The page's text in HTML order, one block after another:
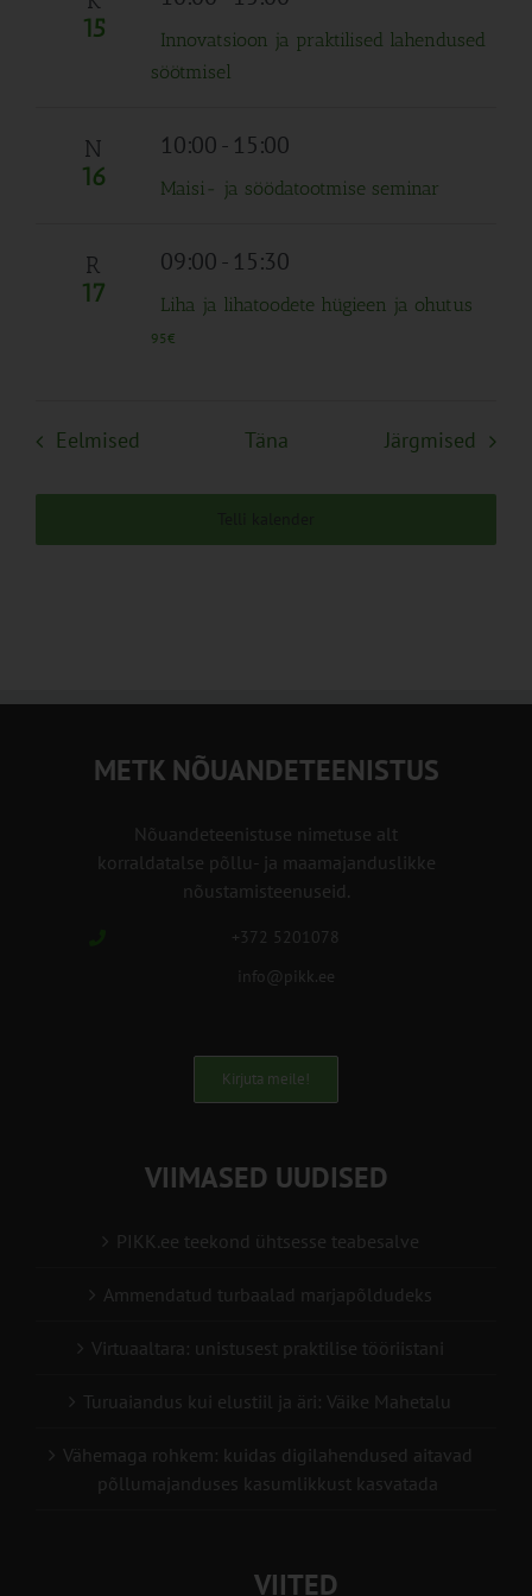
15
Innovatsioon ja praktilised lahendused
söötmisel
N
16
10:00- 15:00
Maisi- ja söödatootmise seminar
R
17
09:00- 15:30
Liha ja lihatoodete hügieen ja ohutus
95€
Eelmised SündmusedTäna Järgmised
METK NÕUANDETEENISTUS
Nõuandeteenistuse nimetuse alt
korraldatalse põllu- ja maamajanduslikke
nõustamisteenuseid.
+372 5201078
info@pikk.ee
Kirjuta meile!
VIIMASED UUDISED
PIKK.ee teekond ühtsesse teabesalve
Ammendatud turbaalad marjapõldudeks
Virtuaaltara: unistusest praktilise tööriistani
Turuaiandus kui elustiil ja äri: Väike Mahetalu
Vähemaga rohkem: kuidas digilahendused aitavad
põllumajanduses kasumlikkust kasvatada
VIITED